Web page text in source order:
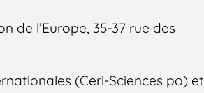
de l’Europe, 35-37 rue des
(Ceri-Sciences po) et